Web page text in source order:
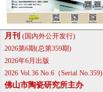
月刊 (国内外公开发行)
2026第6期(总第359期)
2026年6月出版
2026 Vol.36 No.6（Serial No.359)
佛山市陶瓷研究所主办